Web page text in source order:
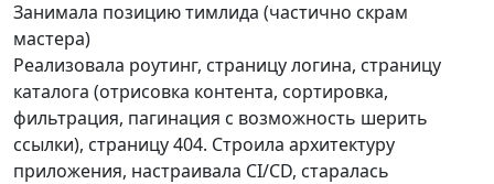
Занимала позицию тимлида (частично скрам
мастера)
Реализовала роутинг, страницу логина, страницу
каталога (отрисовка контента, сортировка,
фильтрация, пагинация с возможность шерить
ссылки), страницу 404. Строила архитектуру
приложения, настраивала CI/CD, старалась